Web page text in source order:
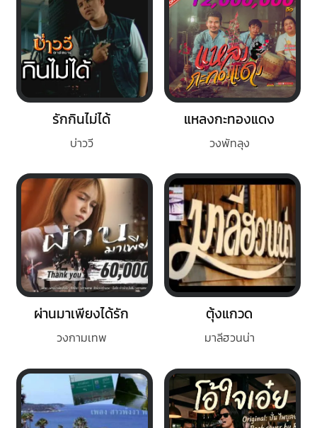
รักกินไม่ได้
บ่าววี
แหลงกะทองแดง
วงพัทลุง
ผ่านมาเพียงได้รัก
วงกามเทพ
ตุ้งแกวด
มาลีฮวนน่า